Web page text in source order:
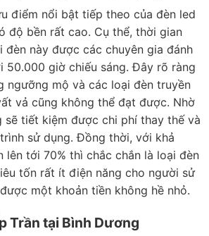
điểm nổi bật tiếp theo của đèn led
độ bền rất cao. Cụ thể, thời gian
đèn này được các chuyên gia đánh
50.000 giờ chiếu sáng. Đây rõ ràng
ngưỡng mộ và các loại đèn truyền
vả cũng không thể đạt được. Nhờ
sẽ tiết kiệm được chi phí thay thế và
sử dụng. Đồng thời, với khả
lên tới 70% thì chắc chắn là loại đèn
tốn rất ít điện năng cho người sử
một khoản tiền không hề nhỏ.
Trần tại Bình Dương